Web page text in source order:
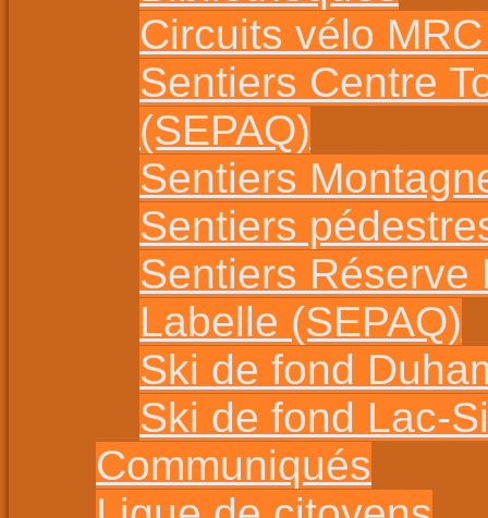
Circuits vélo
Sentiers Centre
(SEPAQ)
Sentiers
Sentiers
Sentiers Réserve
Labelle (SEPAQ)
Ski de fond
Ski de fond Lac-
Communiqués